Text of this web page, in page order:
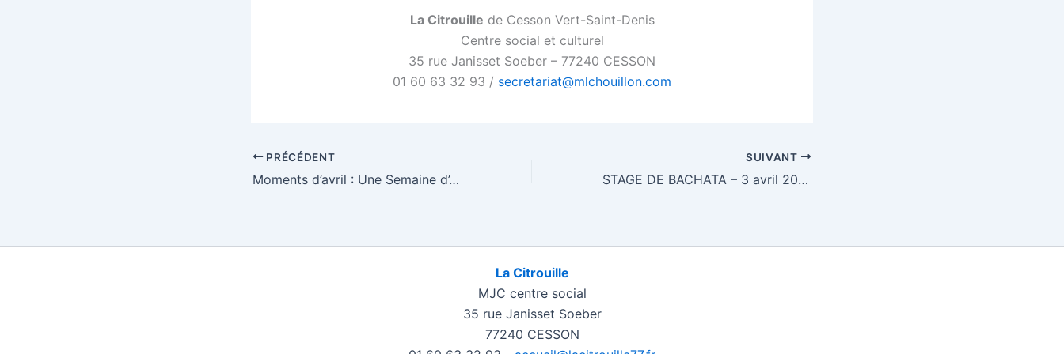
La Citrouille de Cesson Vert-Saint-Denis
Centre social et culturel
35 rue Janisset Soeber – 77240 CESSON
01 60 63 32 93 / secretariat@mlchouillon.com
PRÉCÉDENT
Moments d’avril : Une Semaine d’Aventures pour les Enfants de 6 à 12 ans !
SUIVANT
STAGE DE BACHATA – 3 avril 2024 – Mensuel
La Citrouille
MJC centre social
35 rue Janisset Soeber
77240 CESSON